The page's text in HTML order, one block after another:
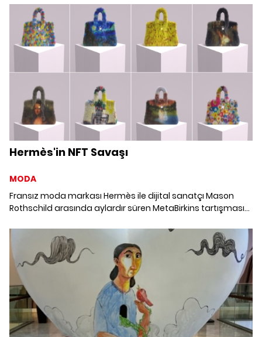
altına aldı, geleceğe dair ne anlatıyor; metaverse hakkında
bilmeniz gereken her şeyi derinlemesine inceliyoruz.
Hermès'in NFT Savaşı
MODA
Fransız moda markası Hermès ile dijital sanatçı Mason
Rothschild arasında aylardır süren MetaBirkins tartışması
yarattığı MetaBirkins nedeniyle Mason Rothschild'a açtığı
dava, NFT ve metaverse'ün kaderini belirleyebilir.